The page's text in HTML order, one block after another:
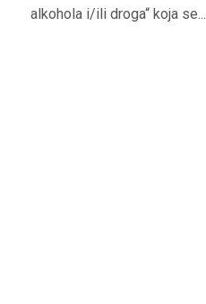
alkohola i/ili droga“ koja se...